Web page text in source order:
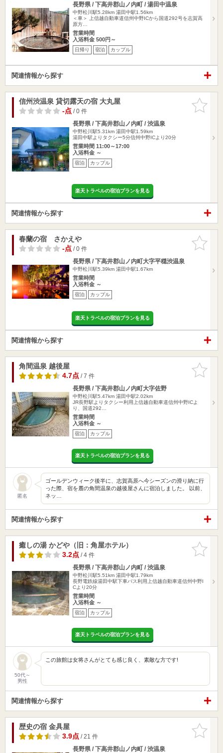
長野県 / 下高井郡山ノ内町 / 湯田中温泉
中野松川駅5.28km 湯田中駅1.56km
＜車＞ 上信越自動車道信州中野ICから国道292号を志賀高
原方…
営業時間
入浴料金 500円～
日帰り 宿泊 カップル
関連情報から探す
お気に入
りに追加
信州渋温泉 貸切露天の宿 大丸屋
-点/ 0 件
長野県 / 下高井郡山ノ内町 / 渋温泉
中野松川駅5.31km 湯田中駅1.59km
湯田中駅よりタクシー5分信州中野ICより20分
営業時間 11:00～17:00
入浴料金 ～
宿泊 カップル
楽天トラベルの宿泊プランを見る
関連情報から探す
お気に入
りに追加
春蘭の宿 さかえや
-点/ 0 件
長野県 / 下高井郡山ノ内町大字平穏渋温泉
中野松川駅5.39km 湯田中駅1.67km
営業時間
入浴料金 ～
宿泊 カップル
楽天トラベルの宿泊プランを見る
関連情報から探す
お気に入
りに追加
角間温泉 越後屋
4.7点/ 7 件
長野県 / 下高井郡山ノ内町大字佐野
中野松川駅5.47km 湯田中駅2.02km
JR長野駅よりタクシー利用上信越自動車道信州中野ICよ
り、国道292…
営業時間
入浴料金 ～
宿泊 カップル
楽天トラベルの宿泊プランを見る
匿名
ゴールデンウィーク後半に、志賀高原へ今シーズンの滑り納に行
った際、宿を麓の角間温泉の越後屋さんに宿泊しました。 以前、
ネッ…
関連情報から探す
お気に入
りに追加
癒しの湯 かどや（旧：角屋ホテル）
3.2点/ 4 件
長野県 / 下高井郡山ノ内町 / 渋温泉
中野松川駅5.51km 湯田中駅1.79km
長野電鉄線湯田中駅下車バス利用上信越自動車道信州中野I
Cより20分
営業時間
入浴料金 ～
宿泊 カップル
楽天トラベルの宿泊プランを見る
50代～
男性
この旅館は女将さんがとても感じ良く、素敵な方です!
関連情報から探す
お気に入
りに追加
歴史の宿 金具屋
3.9点/ 21 件
長野県 / 下高井郡山ノ内町 / 渋温泉